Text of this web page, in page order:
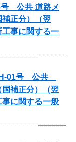
号 公共 道路メ
正分）（翌
事に関する一
01号 公共
補正分）（翌
に関する一般